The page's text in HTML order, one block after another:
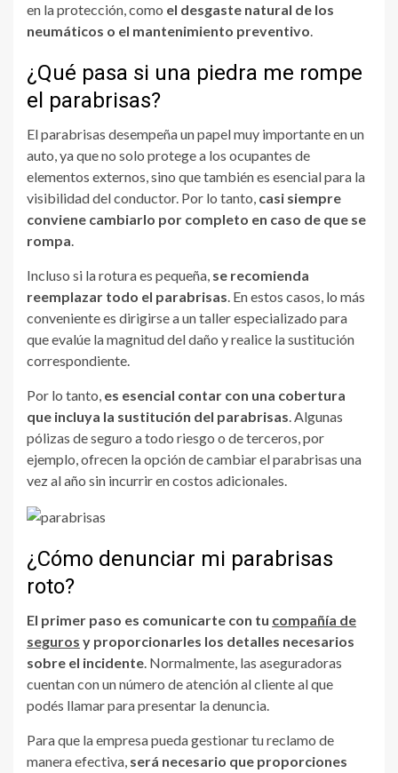
en la protección, como el desgaste natural de los
neumáticos o el mantenimiento preventivo.
¿Qué pasa si una piedra me rompe
el parabrisas?
El parabrisas desempeña un papel muy importante en un
auto, ya que no solo protege a los ocupantes de
elementos externos, sino que también es esencial para la
visibilidad del conductor. Por lo tanto, casi siempre
conviene cambiarlo por completo en caso de que se
rompa.
Incluso si la rotura es pequeña, se recomienda
reemplazar todo el parabrisas. En estos casos, lo más
conveniente es dirigirse a un taller especializado para
que evalúe la magnitud del daño y realice la sustitución
correspondiente.
Por lo tanto, es esencial contar con una cobertura
que incluya la sustitución del parabrisas. Algunas
pólizas de seguro a todo riesgo o de terceros, por
ejemplo, ofrecen la opción de cambiar el parabrisas una
vez al año sin incurrir en costos adicionales.
¿Cómo denunciar mi parabrisas
roto?
El primer paso es comunicarte con tu compañía de
seguros y proporcionarles los detalles necesarios
sobre el incidente. Normalmente, las aseguradoras
cuentan con un número de atención al cliente al que
podés llamar para presentar la denuncia.
Para que la empresa pueda gestionar tu reclamo de
manera efectiva, será necesario que proporciones